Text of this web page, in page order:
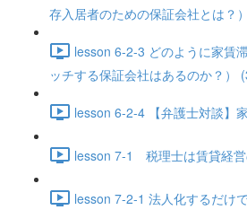
存入居者のための保証会社とは？
lesson 6-2-3 どのように家賃
ッチする保証会社はあるのか？）
lesson 6-2-4 【弁護士対談】
lesson 7-1 税理士は賃貸経
lesson 7-2-1 法人化するだけ